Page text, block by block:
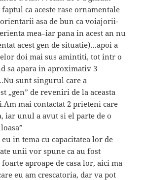
ca aceste rase ornamentale
asa de bun ca voiajorii-
mea–iar pana in acest an nu
acest gen de situatie)…apoi a
doi mai sus amintiti, tot intr o
sa apara in aproximativ 3
sunt singurul care a
„gen” de reveniri de la aceasta
mai contactat 2 prieteni care
iar unul a avut si el parte de o
eu in tema cu capacitatea lor de
unii vor spune ca au fost
aproape de casa lor, aici ma
eu am crescatoria, dar va pot